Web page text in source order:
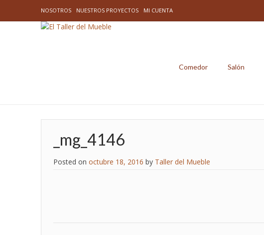
NOSOTROS NUESTROS PROYECTOS MI CUENTA
Comedor Salón
_mg_4146
Posted on octubre 18, 2016 by Taller del Mueble